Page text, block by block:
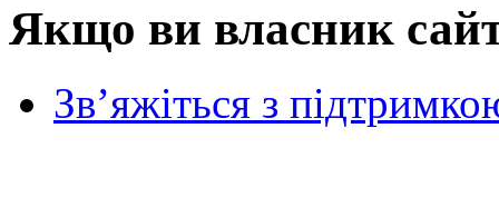
Якщо ви власник
Зв’яжіться з